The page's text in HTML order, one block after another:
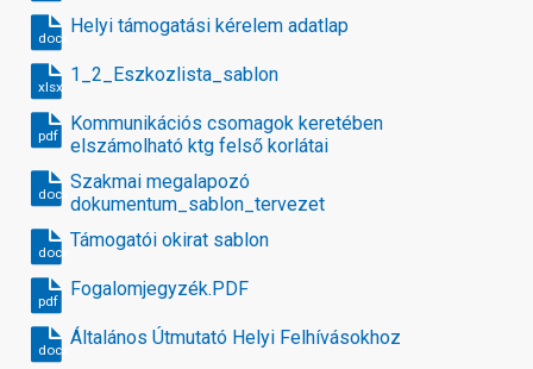
Helyi támogatási kérelem adatlap
docx
1_2_Eszkozlista_sablon
xlsx
Kommunikációs csomagok keretében
elszámolható ktg felső korlátai
pdf
Szakmai megalapozó
dokumentum_sablon_tervezet
docx
Támogatói okirat sablon
docx
Fogalomjegyzék.PDF
pdf
Általános Útmutató Helyi Felhívásokhoz
docx